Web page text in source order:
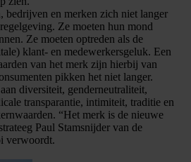
bedrijven en merken zich niet langer
Ze moeten hun mond
Ze moeten optreden als de
klant- en medewerkersgeluk. Een
van het merk zijn hierbij van
pikken het niet langer.
diversiteit, genderneutraliteit,
transparantie, intimiteit, traditie en
“Het merk is de nieuwe
Paul Stamsnijder van de
verwoordt.